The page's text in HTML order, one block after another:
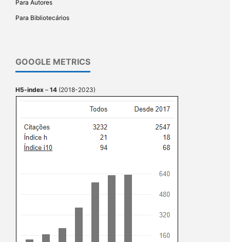
Para Autores
Para Bibliotecários
GOOGLE METRICS
H5-index – 14 (2018-2023)